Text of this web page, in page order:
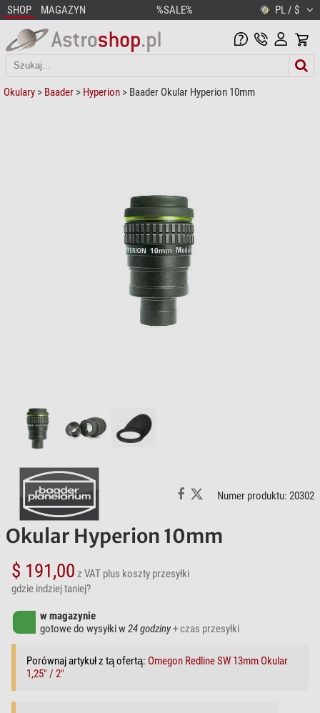
SHOP MAGAZYN %SALE% PL / $
Okulary > Baader > Hyperion > Baader Okular Hyperion 10mm
Numer produktu: 20302
Okular Hyperion 10mm
$ 191,00 z VAT plus koszty przesyłki
gdzie indziej taniej?
w magazynie
gotowe do wysyłki w24 godziny+ czas przesyłki
Porównaj artykuł z tą ofertą: Omegon Redline SW 13mm Okular
1,25" / 2"